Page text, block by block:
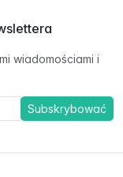
wiadomościami i
Subskrybować